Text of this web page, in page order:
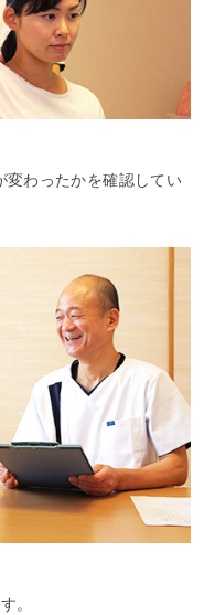
変わったかを確認してい
。